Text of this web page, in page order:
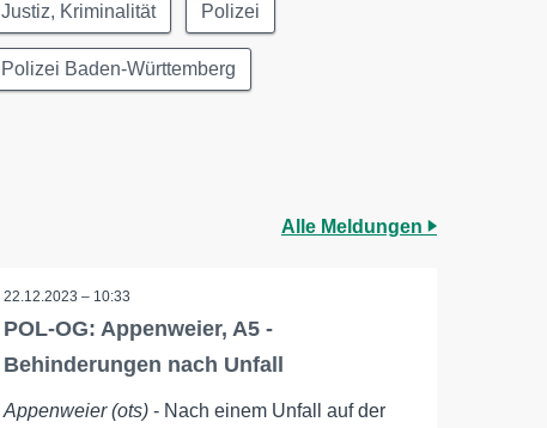
Justiz, Kriminalität Polizei
Polizei Baden-Württemberg
Alle Meldungen
22.12.2023 – 10:33
POL-OG: Appenweier, A5 -
Behinderungen nach Unfall
Appenweier (ots) - Nach einem Unfall auf der